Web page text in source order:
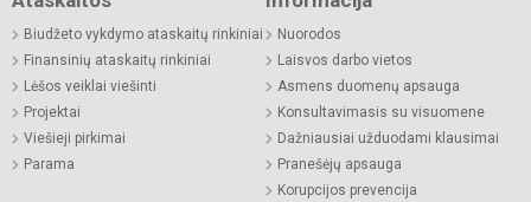
Biudžeto vykdymo ataskaitų rinkiniai
Finansinių ataskaitų rinkiniai
Lėšos veiklai viešinti
Projektai
Viešieji pirkimai
Parama
Nuorodos
Laisvos darbo vietos
Asmens duomenų apsauga
Konsultavimasis su visuomene
Dažniausiai užduodami klausimai
Pranešėjų apsauga
Korupcijos prevencija